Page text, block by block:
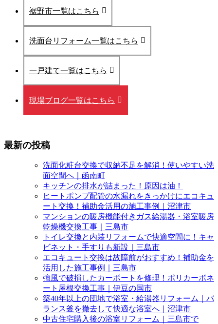
裾野市一覧はこちら
洗面台リフォーム一覧はこちら
一戸建て一覧はこちら
現場ブログ一覧はこちら
最新の投稿
洗面化粧台交換で収納不足を解消！使いやすい洗
面空間へ｜函南町
キッチンの排水が詰まった！原因は油！
ヒートポンプ配管の水漏れをきっかけにエコキュ
ート交換！補助金活用の施工事例｜沼津市
マンションの暖房機能付きガス給湯器・浴室暖房
乾燥機交換工事｜三島市
トイレ交換と内装リフォームで快適空間に！キャ
ビネット・手すりも新設｜三島市
エコキュート交換は故障前がおすすめ！補助金を
活用した施工事例｜三島市
強風で破損したカーポートを修理！ポリカーボネ
ート屋根交換工事｜伊豆の国市
築40年以上の団地で浴室・給湯器リフォーム｜バ
ランス釜を撤去して快適な浴室へ｜沼津市
中古住宅購入後の浴室リフォーム｜三島市で